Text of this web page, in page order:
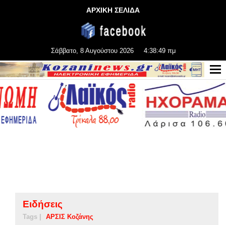
ΑΡΧΙΚΗ ΣΕΛΙΔΑ
Σάββατο, 8 Αυγούστου 2026 4:38:49 πμ
Ειδήσεις
Tags | ΑΡΣΙΣ Κοζάνης